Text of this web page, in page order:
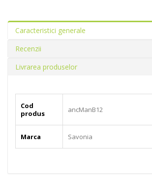
Caracteristici generale
Recenzii
Livrarea produselor
Cod
produs
ancManB12
Marca Savonia